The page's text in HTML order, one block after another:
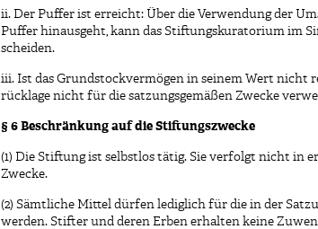
ii. Der Puffer ist erreicht: Über die Verwendung der
Puffer hinausgeht, kann das Stiftungskuratorium im
scheiden.
iii. Ist das Grundstockvermögen in seinem Wert nicht
rücklage nicht für die satzungsgemäßen Zwecke
§ 6 Beschränkung auf die Stiftungszwecke
(1) Die Stiftung ist selbstlos tätig. Sie verfolgt nicht in
Zwecke.
(2) Sämtliche Mittel dürfen lediglich für die in der
werden. Stifter und deren Erben erhalten keine